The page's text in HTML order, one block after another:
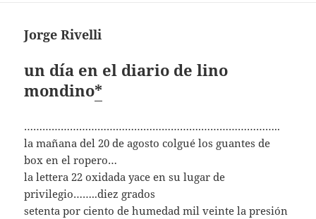
Jorge Rivelli
un día en el diario de lino
mondino*
………………………………………………….……………………..
la mañana del 20 de agosto colgué los guantes de
box en el ropero…
la lettera 22 oxidada yace en su lugar de
privilegio……..diez grados
setenta por ciento de humedad mil veinte la presión